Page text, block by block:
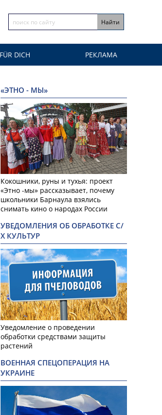
DICH РЕКЛАМА
«ЭТНО - МЫ»
Кокошники, руны и тухья: проект
«Этно -мы» рассказывает, почему
школьники Барнаула взялись
снимать кино о народах России
УВЕДОМЛЕНИЯ ОБ ОБРАБОТКЕ С/
Х КУЛЬТУР
Уведомление о проведении
обработки средствами защиты
растений
ВОЕННАЯ СПЕЦОПЕРАЦИЯ НА
УКРАИНЕ